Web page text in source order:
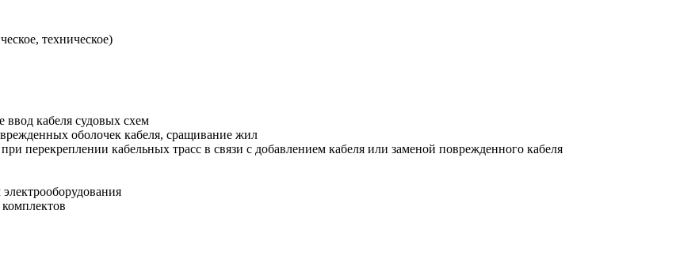
техническое)
ввод кабеля судовых схем
оболочек кабеля, сращивание жил
перекреплении кабельных трасс в связи с добавлением кабеля или заменой поврежденного кабеля